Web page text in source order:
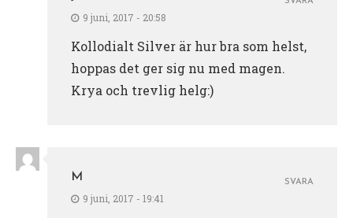
9 juni, 2017 - 20:58
Kollodialt Silver är hur bra som helst,
hoppas det ger sig nu med magen.
Krya och trevlig helg:)
M
9 juni, 2017 - 19:41
SVARA